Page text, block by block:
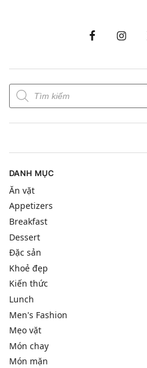
DANH MỤC
Ăn vặt
Appetizers
Breakfast
Dessert
Đặc sản
Khoẻ đẹp
Kiến thức
Lunch
Men's Fashion
Mẹo vặt
Món chay
Món mặn